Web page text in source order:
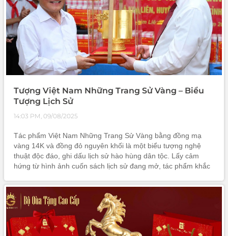
Tượng Việt Nam Những Trang Sử Vàng – Biểu
Tượng Lịch Sử
14:03 PM, 09/08/2025
Tác phẩm Việt Nam Những Trang Sử Vàng bằng đồng mạ
vàng 14K và đồng đỏ nguyên khối là một biểu tượng nghệ
thuật độc đáo, ghi dấu lịch sử hào hùng dân tộc. Lấy cảm
hứng từ hình ảnh cuốn sách lịch sử đang mở, tác phẩm khắc
chói lọi. Mỗi chi tiết k